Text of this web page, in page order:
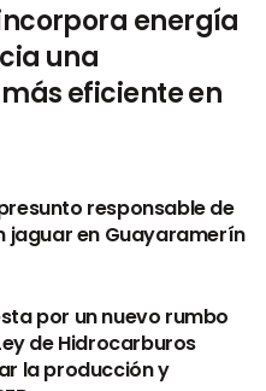
energía
una
eficiente en
responsable de
jaguar en Guayaramerín
por un nuevo rumbo
de Hidrocarburos
la producción y